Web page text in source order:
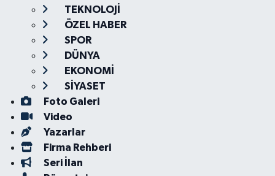
TEKNOLOJİ
ÖZEL HABER
SPOR
DÜNYA
EKONOMİ
SİYASET
Foto Galeri
Video
Yazarlar
Firma Rehberi
Seri İlan